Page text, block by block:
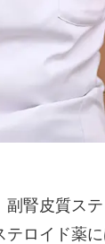
腎皮質ス
テロイド薬